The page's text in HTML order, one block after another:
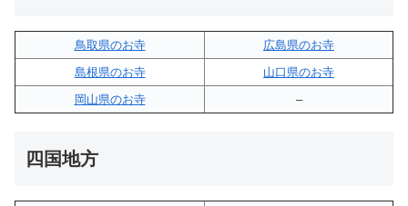
鳥取県のお寺
広島県のお寺
島根県のお寺
山口県のお寺
岡山県のお寺
–
四国地方